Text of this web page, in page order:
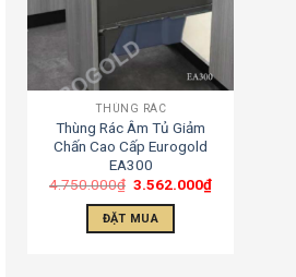
THÙNG RÁC
Thùng Rác Âm Tủ Giảm
Chấn Cao Cấp Eurogold
EA300
4.750.000₫ 3.562.000₫
ĐẶT MUA